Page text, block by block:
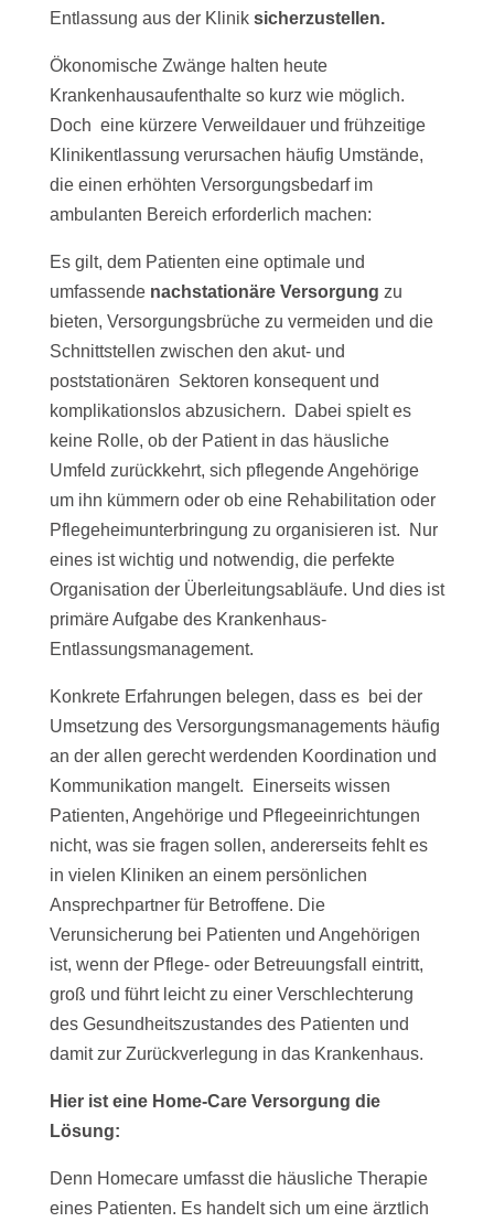
Entlassung aus der Klinik sicherzustellen.
Ökonomische Zwänge halten heute
Krankenhausaufenthalte so kurz wie möglich.
Doch eine kürzere Verweildauer und frühzeitige
Klinikentlassung verursachen häufig Umstände,
die einen erhöhten Versorgungsbedarf im
ambulanten Bereich erforderlich machen:
Es gilt, dem Patienten eine optimale und
umfassende nachstationäre Versorgung zu
bieten, Versorgungsbrüche zu vermeiden und die
Schnittstellen zwischen den akut- und
poststationären Sektoren konsequent und
komplikationslos abzusichern. Dabei spielt es
keine Rolle, ob der Patient in das häusliche
Umfeld zurückkehrt, sich pflegende Angehörige
um ihn kümmern oder ob eine Rehabilitation oder
Pflegeheimunterbringung zu organisieren ist. Nur
eines ist wichtig und notwendig, die perfekte
Organisation der Überleitungsabläufe. Und dies ist
primäre Aufgabe des Krankenhaus-
Entlassungsmanagement.
Konkrete Erfahrungen belegen, dass es bei der
Umsetzung des Versorgungsmanagements häufig
an der allen gerecht werdenden Koordination und
Kommunikation mangelt. Einerseits wissen
Patienten, Angehörige und Pflegeeinrichtungen
nicht, was sie fragen sollen, andererseits fehlt es
in vielen Kliniken an einem persönlichen
Ansprechpartner für Betroffene. Die
Verunsicherung bei Patienten und Angehörigen
ist, wenn der Pflege- oder Betreuungsfall eintritt,
groß und führt leicht zu einer Verschlechterung
des Gesundheitszustandes des Patienten und
damit zur Zurückverlegung in das Krankenhaus.
Hier ist eine Home-Care Versorgung die
Lösung:
Denn Homecare umfasst die häusliche Therapie
eines Patienten. Es handelt sich um eine ärztlich